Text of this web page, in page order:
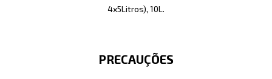
4x5Litros), 10L.
PRECAUÇÕES